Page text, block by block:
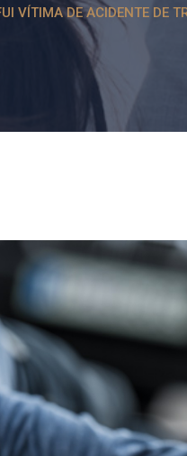
VÍTIMA DE ACIDENTE DE